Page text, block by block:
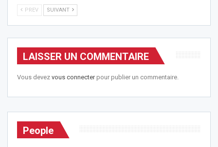
PREV SUIVANT
LAISSER UN COMMENTAIRE
Vous devez vous connecterpour publier un commentaire.
People